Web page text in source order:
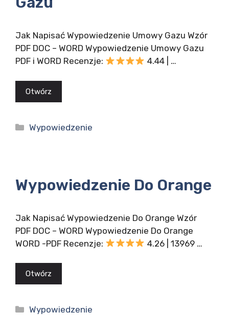
Jak Napisać Wypowiedzenie Umowy Gazu Wzór
PDF DOC – WORD Wypowiedzenie Umowy Gazu
PDF i WORD Recenzje:
4.44 | …
Otwórz
Kategorie
Wypowiedzenie
Wypowiedzenie Do Orange
Jak Napisać Wypowiedzenie Do Orange Wzór
PDF DOC – WORD Wypowiedzenie Do Orange
WORD -PDF Recenzje:
4.26 | 13969 …
Otwórz
Kategorie
Wypowiedzenie